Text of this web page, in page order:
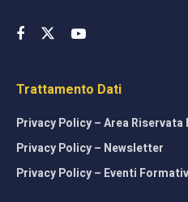
Trattamento Dati
Privacy Policy – Area
Privacy Policy – Newsletter
Privacy Policy – Eventi